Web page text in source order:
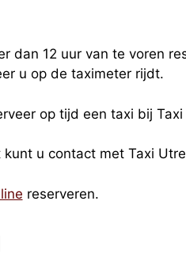
dan 12 uur van te voren
u op de taximeter rijdt.
op tijd een taxi bij
u contact met Taxi
reserveren.